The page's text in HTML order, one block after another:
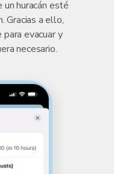
un huracán esté
Gracias a ello,
evacuar y
necesario.